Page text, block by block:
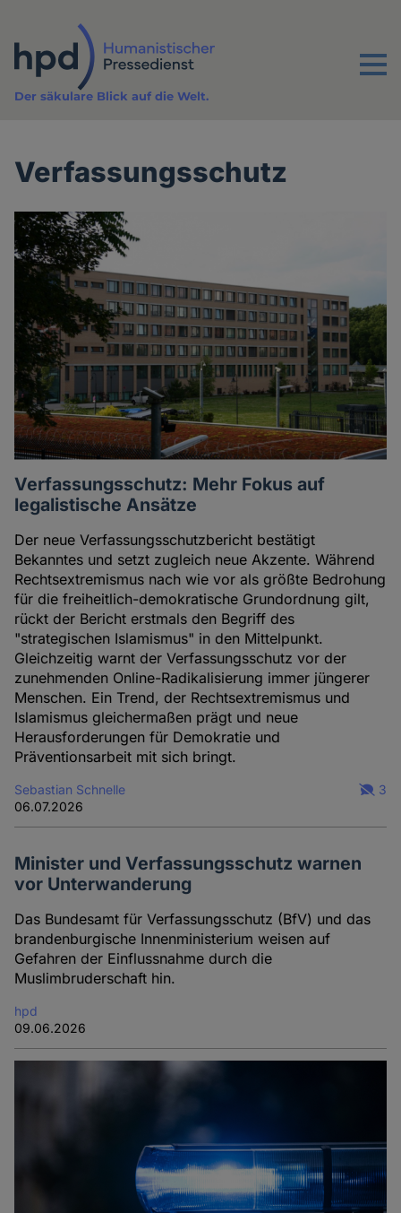
Inhalt
Menu
Der säkulare Blick auf die Welt.
Verfassungsschutz
Verfassungsschutz: Mehr Fokus auf
legalistische Ansätze
Der neue Verfassungsschutzbericht bestätigt
Bekanntes und setzt zugleich neue Akzente. Während
Rechtsextremismus nach wie vor als größte Bedrohung
für die freiheitlich-demokratische Grundordnung gilt,
rückt der Bericht erstmals den Begriff des
"strategischen Islamismus" in den Mittelpunkt.
Gleichzeitig warnt der Verfassungsschutz vor der
zunehmenden Online-Radikalisierung immer jüngerer
Menschen. Ein Trend, der Rechtsextremismus und
Islamismus gleichermaßen prägt und neue
Herausforderungen für Demokratie und
Präventionsarbeit mit sich bringt.
Sebastian Schnelle
06.07.2026
3
Minister und Verfassungsschutz warnen
vor Unterwanderung
Das Bundesamt für Verfassungsschutz (BfV) und das
brandenburgische Innenministerium weisen auf
Gefahren der Einflussnahme durch die
Muslimbruderschaft hin.
hpd
09.06.2026